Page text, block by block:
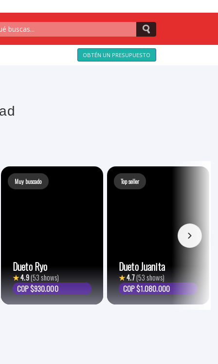
OBTÉN UN PRESUPUESTO
Muy buscado
Dueto Ryo
★4.9(53 shows)
COP $930.000
Top seller
Dueto Juanita
★4.7(53 shows)
COP $1.080.000